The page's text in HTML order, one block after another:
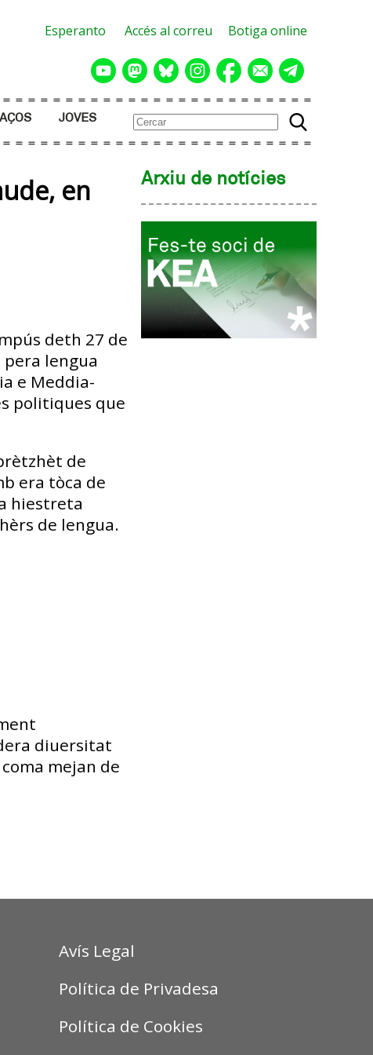
Esperanto Accés al correu Botiga online
JOVES
en
deth 27 de
lengua
e Meddia-
politiques que
de
era tòca de
hiestreta
de lengua.
diuersitat
mejan de
Arxiu de notícies
Avís Legal
Política de Privadesa
Política de Cookies